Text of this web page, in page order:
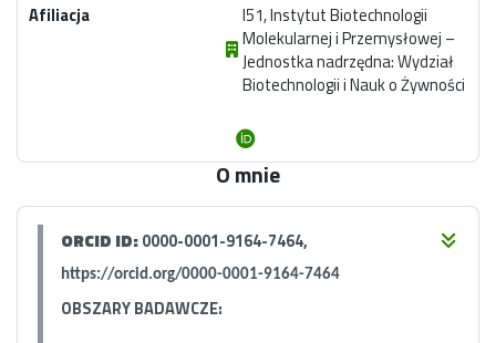
Afiliacja
I51, Instytut Biotechnologii
Molekularnej i Przemysłowej –
Jednostka nadrzędna: Wydział
Biotechnologii i Nauk o Żywności
O mnie
ORCID ID:0000-0001-9164-7464,
https://orcid.org/0000-0001-9164-7464
OBSZARY BADAWCZE: